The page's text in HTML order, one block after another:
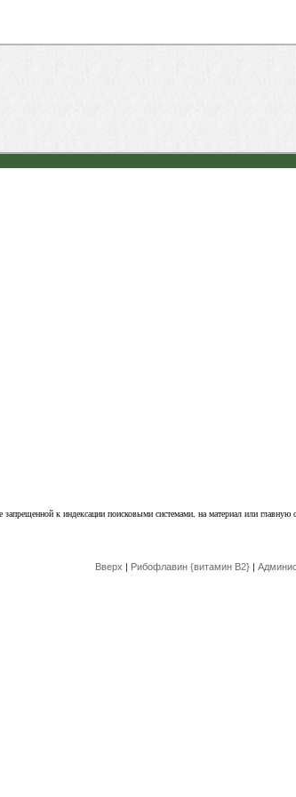
к индексации поисковыми системами, на материал или главную
Вверх | Рибофлавин {витамин B2} |